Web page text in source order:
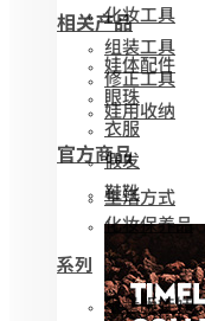
化妆工具
组装工具
修正工具
娃用收纳
官方商品
生活方式
相关产品
娃体配件
眼珠
衣服
假发
鞋靴
化妆保养品
系列
限量版娃娃